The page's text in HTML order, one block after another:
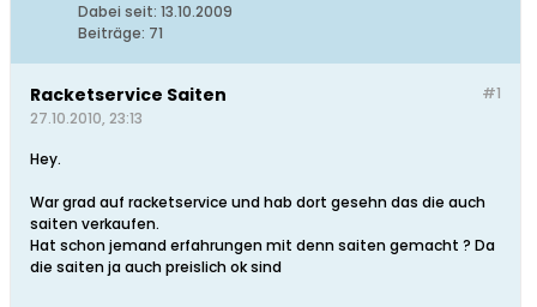
Dabei seit: 13.10.2009
Beiträge: 71
#1
Racketservice Saiten
27.10.2010, 23:13
Hey.
War grad auf racketservice und hab dort gesehn das die auch
saiten verkaufen.
Hat schon jemand erfahrungen mit denn saiten gemacht ? Da
die saiten ja auch preislich ok sind